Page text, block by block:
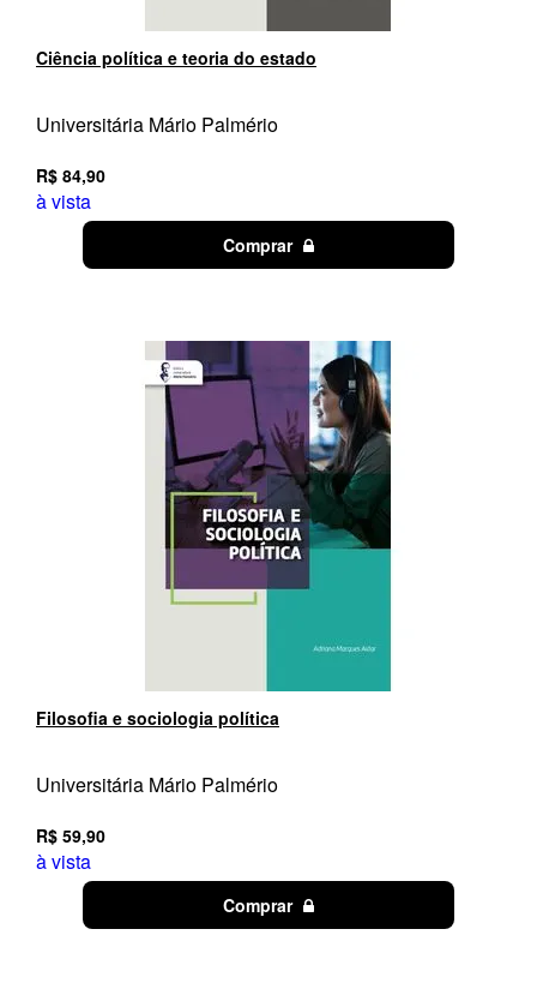
Ciência política e teoria do estado
Universitária Mário Palmério
R$ 84,90
à vista
Comprar
Filosofia e sociologia política
Universitária Mário Palmério
R$ 59,90
à vista
Comprar